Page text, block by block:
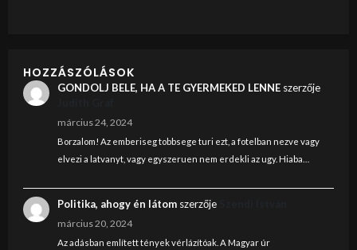
HOZZÁSZÓLÁSOK
GONDOLJ BELE, HA A TE GYERMEKED LENNEszerzője
március 24, 2024
Borzalom! Az emberiseg tobbsege turi ezt, a fotelban nezve vagy
elvezi a latvanyt, vagy egyszeruen nem erdekli az ugy. Hiaba…
Politika, ahogy én látomszerzője
március 20, 2024
Az adásban említett tények vérlázítóak. A Magyar úr